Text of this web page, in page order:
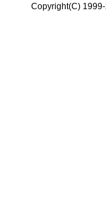
Copyright(C)